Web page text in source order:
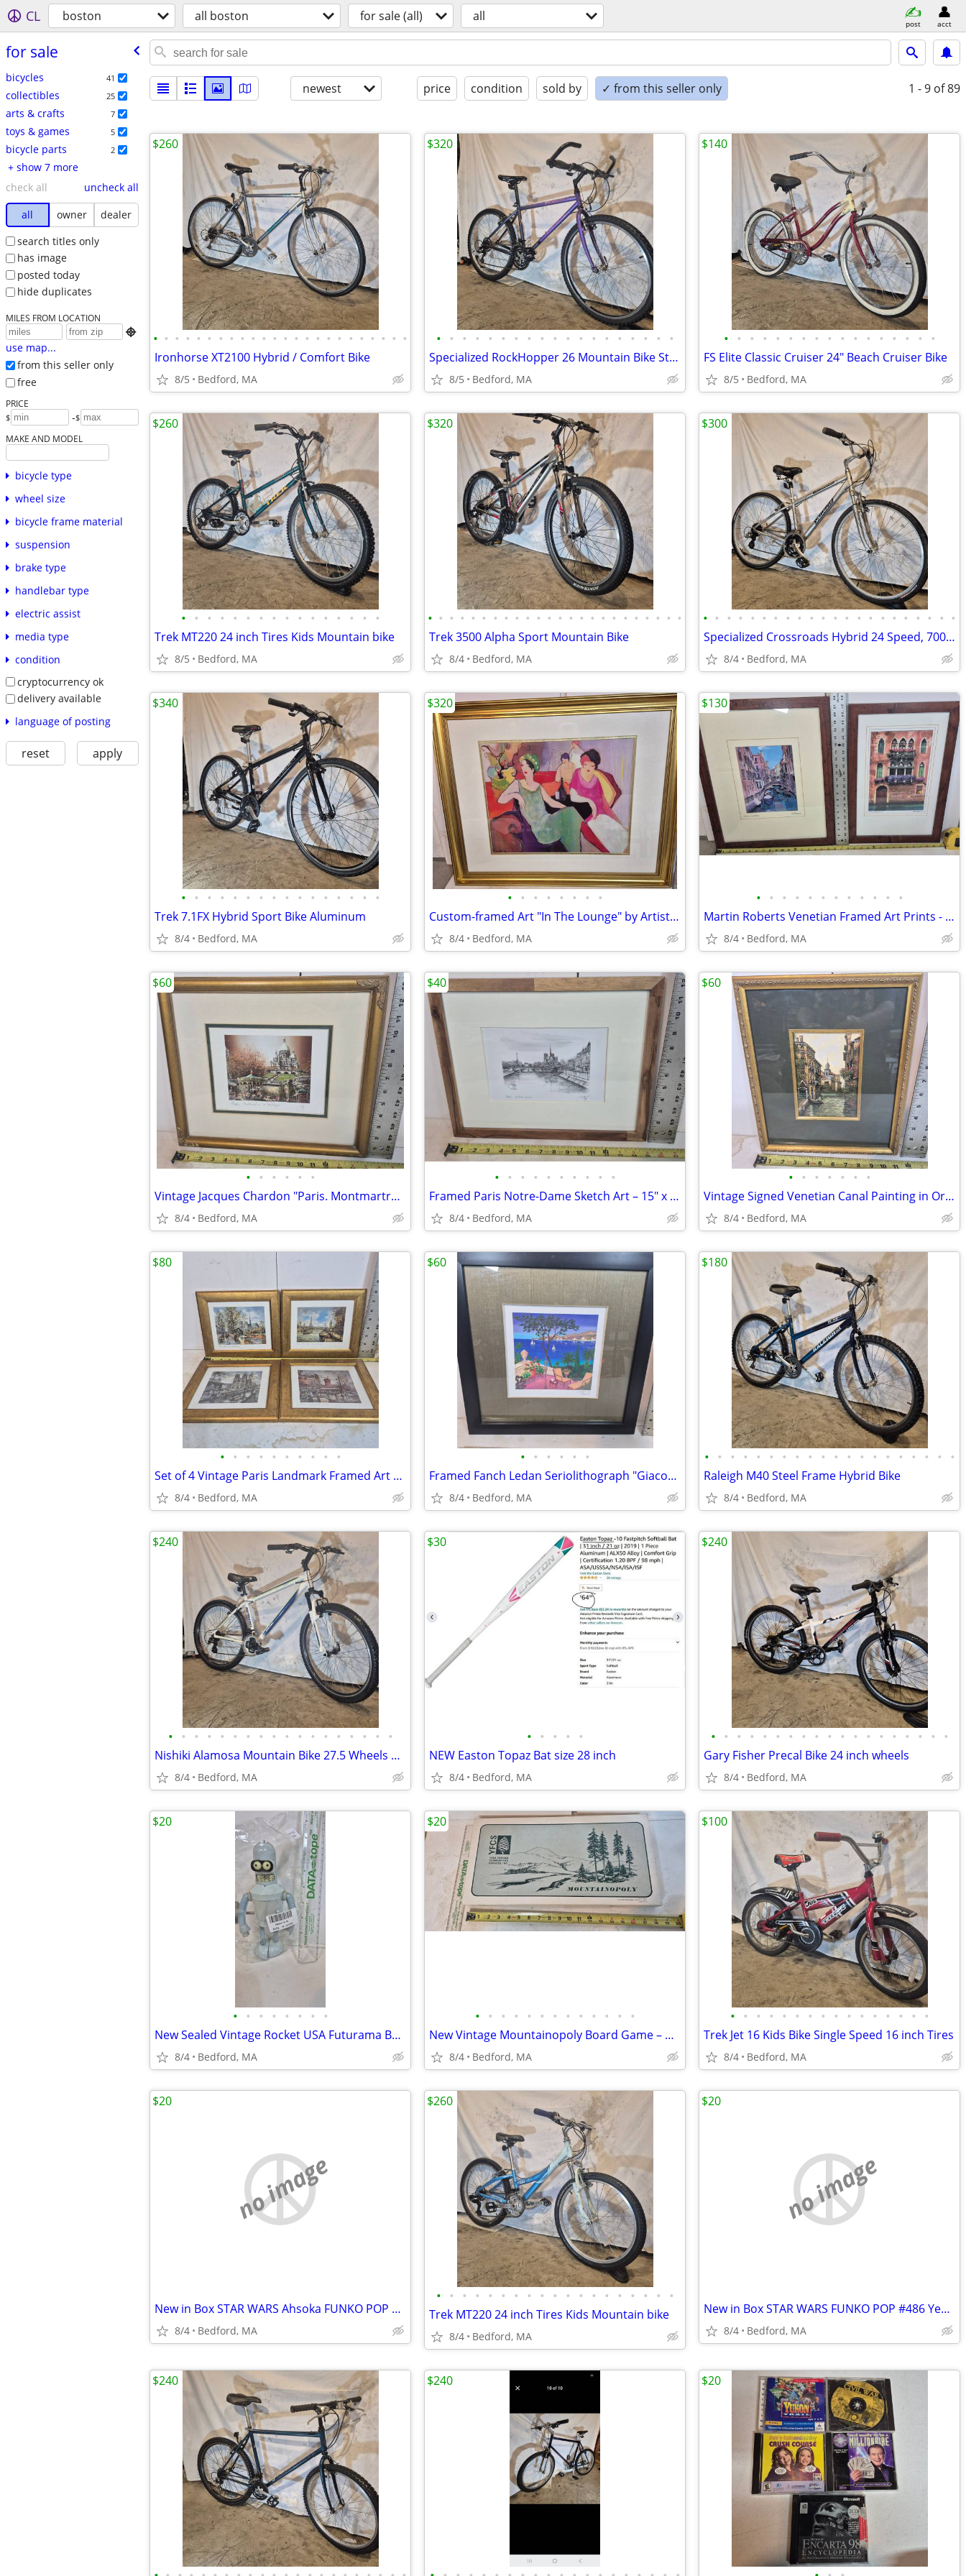
CL boston all boston for sale (all) all post acct
for sale
bicycles 41
collectibles 25
arts & crafts 7
toys & games 5
bicycle parts 2
+ show 7 more
check all
uncheck all
all
owner
dealer
search titles only
has image
posted today
hide duplicates
MILES FROM LOCATION

use map...
from this seller only
free
PRICE
$ -$
MAKE AND MODEL
bicycle type
wheel size
bicycle frame material
suspension
brake type
handlebar type
electric assist
media type
condition
cryptocurrency ok
delivery available
language of posting
reset apply
newest price condition sold by ✓ from this seller only 1 - 9 of 89
• • • • • • • • • • • • • • • • • • • • • • • •
Ironhorse XT2100 Hybrid / Comfort Bike
8/5 Bedford, MA
$260
• • • • • • • • • • • • • • • • • • •
Specialized RockHopper 26 Mountain Bike Steel Cro-Molly Frame
8/5 Bedford, MA
$320
• • • • • • • • • • • • • • • • •
FS Elite Classic Cruiser 24" Beach Cruiser Bike
8/5 Bedford, MA
$140
• • • • • • • • • • • • • • • •
Trek MT220 24 inch Tires Kids Mountain bike
8/5 Bedford, MA
$260
• • • • • • • • • • • • • • • • • • • • • • • •
Trek 3500 Alpha Sport Mountain Bike
8/4 Bedford, MA
$320
• • • • • • • • • • • • • • • • • • • • • •
Specialized Crossroads Hybrid 24 Speed, 700c tires
8/4 Bedford, MA
$300
• • • • • • • • • • • • • • • •
Trek 7.1FX Hybrid Sport Bike Aluminum
8/4 Bedford, MA
$340
• • • • • • • •
Custom-framed Art "In The Lounge" by Artist Itzchak Tarkay
8/4 Bedford, MA
$320
• • • • • • • • • • • •
Martin Roberts Venetian Framed Art Prints - Matching Set of 2
8/4 Bedford, MA
$130
• • • • • •
Vintage Jacques Chardon "Paris. Montmartre 'La Basilique'" Framed Art
8/4 Bedford, MA
$60
• • • • • • • • • •
Framed Paris Notre-Dame Sketch Art – 15" x 12" Wood Frame
8/4 Bedford, MA
$40
• • • • • • •
Vintage Signed Venetian Canal Painting in Ornate Gold Frame – Italian
8/4 Bedford, MA
$60
• • • • • • • • • •
Set of 4 Vintage Paris Landmark Framed Art Prints – Gold Ornate Frames
8/4 Bedford, MA
$80
• • • • • •
Framed Fanch Ledan Seriolithograph "Giacometti in a Lake Como Estate"
8/4 Bedford, MA
$60
• • • • • • • • • • • • • • • • • • • •
Raleigh M40 Steel Frame Hybrid Bike
8/4 Bedford, MA
$180
• • • • • • • • • • • • • • • • • •
Nishiki Alamosa Mountain Bike 27.5 Wheels Aluminum Frame
8/4 Bedford, MA
$240
• • • • •
NEW Easton Topaz Bat size 28 inch
8/4 Bedford, MA
$30
• • • • • • • • • • • • • • • • • • •
Gary Fisher Precal Bike 24 inch wheels
8/4 Bedford, MA
$240
• • • • • • • •
New Sealed Vintage Rocket USA Futurama Bender Tin Wind-Up Robot Figure
8/4 Bedford, MA
$20
• • • • • • • • • • • • •
New Vintage Mountainopoly Board Game – Rare Yuba Feather Communities E
8/4 Bedford, MA
$20
• • • • • • • • • • • • • • • •
Trek Jet 16 Kids Bike Single Speed 16 inch Tires
8/4 Bedford, MA
$100
no image
New in Box STAR WARS Ahsoka FUNKO POP #655 Sabine Wren Amazon Exclusiv
8/4 Bedford, MA
$20
• • • • • • • • • • • • • • • • • • •
Trek MT220 24 inch Tires Kids Mountain bike
8/4 Bedford, MA
$260
no image
New in Box STAR WARS FUNKO POP #486 Year 2022 The Mandalorian Boba Fet
8/4 Bedford, MA
$20
$240 $240 $20